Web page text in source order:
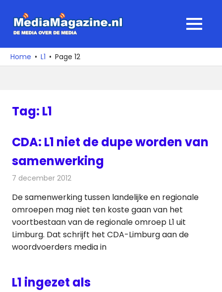
naar
media
over
MENU
Home L1 Page 12
Tag: L1
CDA: L1 niet de dupe worden van
samenwerking
7 december 2012
De samenwerking tussen landelijke en regionale
omroepen mag niet ten koste gaan van het
voortbestaan van de regionale omroep L1 uit
Limburg. Dat schrijft het CDA-Limburg aan de
woordvoerders media in
L1 ingezet als